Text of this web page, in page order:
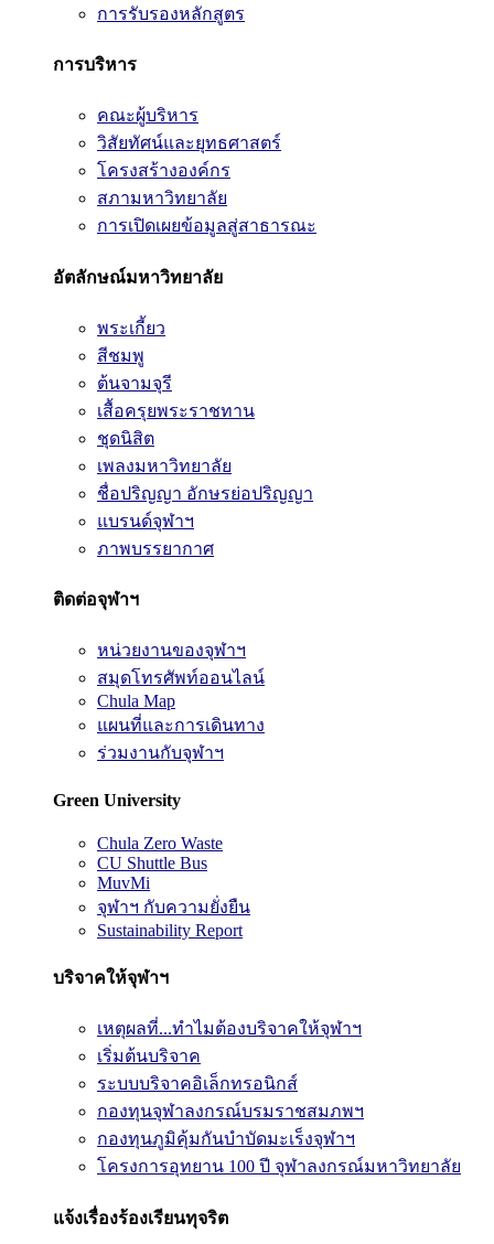
การรับรองหลักสูตร
การบริหาร
คณะผู้บริหาร
วิสัยทัศน์และยุทธศาสตร์
โครงสร้างองค์กร
สภามหาวิทยาลัย
การเปิดเผยข้อมูลสู่สาธารณะ
อัตลักษณ์มหาวิทยาลัย
พระเกี้ยว
สีชมพู
ต้นจามจุรี
เสื้อครุยพระราชทาน
ชุดนิสิต
เพลงมหาวิทยาลัย
ชื่อปริญญา อักษรย่อปริญญา
แบรนด์จุฬาฯ
ภาพบรรยากาศ
ติดต่อจุฬาฯ
หน่วยงานของจุฬาฯ
สมุดโทรศัพท์ออนไลน์
Chula Map
แผนที่และการเดินทาง
ร่วมงานกับจุฬาฯ
Green University
Chula Zero Waste
CU Shuttle Bus
MuvMi
จุฬาฯ กับความยั่งยืน
Sustainability Report
บริจาคให้จุฬาฯ
เหตุผลที่...ทำไมต้องบริจาคให้จุฬาฯ
เริ่มต้นบริจาค
ระบบบริจาคอิเล็กทรอนิกส์
กองทุนจุฬาลงกรณ์บรมราชสมภพฯ
กองทุนภูมิคุ้มกันบำบัดมะเร็งจุฬาฯ
โครงการอุทยาน 100 ปี จุฬาลงกรณ์มหาวิทยาลัย
แจ้งเรื่องร้องเรียนทุจริต